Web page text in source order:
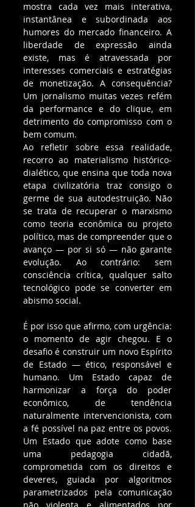
mostra cada vez mais interativa,
instantânea e subordinada aos
humores do mercado financeiro. A
liberdade de expressão ainda
existe, mas é atravessada por
interesses comerciais e estratégias
de monetização. A consequência?
Um jornalismo muitas vezes refém
da performance e do clique, em
detrimento do compromisso com o
bem comum.
Ao refletir sobre essa realidade,
recorro ao materialismo histórico-
dialético, que ensina que toda nova
etapa civilizatória traz consigo o
germe de sua autodestruição. Não
se trata de recuperar o marxismo
como teoria econômica ou projeto
político, mas de compreender que o
avanço — por si só — não garante
evolução. Ao contrário: sem
consciência crítica, qualquer salto
tecnológico pode se converter em
abismo social.
É por isso que afirmo, com urgência:
o momento de agir chegou. E o
desafio é construir um novo Espírito
de Estado — ético, responsável e
humano. Um Estado capaz de
harmonizar a força do poder
econômico, de tendência
naturalmente intervencionista, com
a fé possível na paz entre os povos.
Um Estado que adote como base
uma pedagogia cidadã,
comprometida com os direitos e
deveres, guiada por algoritmos
parametrizados pela comunicação